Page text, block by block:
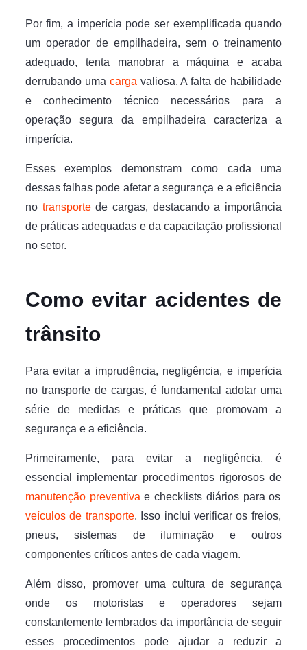
Por fim, a imperícia pode ser exemplificada quando
um operador de empilhadeira, sem o treinamento
adequado, tenta manobrar a máquina e acaba
derrubando uma carga valiosa. A falta de habilidade
e conhecimento técnico necessários para a
operação segura da empilhadeira caracteriza a
imperícia.
Esses exemplos demonstram como cada uma
dessas falhas pode afetar a segurança e a eficiência
notransportede cargas, destacando a importância
de práticas adequadas e da capacitação profissional
no setor.
Como evitar acidentes de
trânsito
Para evitar a imprudência, negligência, e imperícia
no transporte de cargas, é fundamental adotar uma
série de medidas e práticas que promovam a
segurança e a eficiência.
Primeiramente, para evitar a negligência, é
essencial implementar procedimentos rigorosos de
manutenção preventiva e checklists diários para os
veículos de transporte. Isso inclui verificar os freios,
pneus, sistemas de iluminação e outros
componentes críticos antes de cada viagem.
Além disso, promover uma cultura de segurança
onde os motoristas e operadores sejam
constantemente lembrados da importância de seguir
esses procedimentos pode ajudar a reduzir a